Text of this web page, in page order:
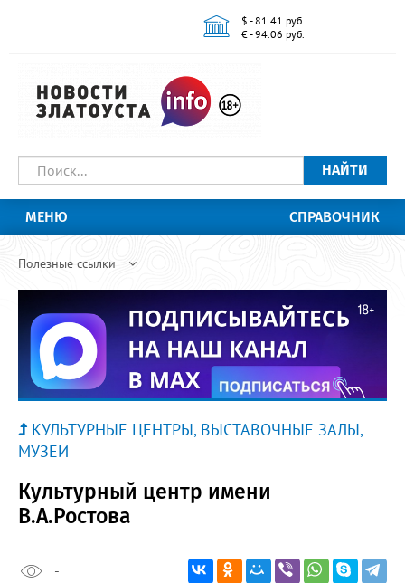
$ - 81.41 руб.
€ - 94.06 руб.
НАЙТИ
МЕНЮ СПРАВОЧНИК
Полезные ссылки
КУЛЬТУРНЫЕ ЦЕНТРЫ, ВЫСТАВОЧНЫЕ ЗАЛЫ,
МУЗЕИ
Культурный центр имени
В.А.Ростова
-